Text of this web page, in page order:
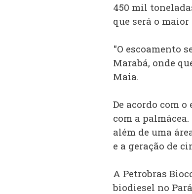
450 mil
que será o
"O escoamento
Marabá, onde
Maia.
De acordo com
com a
além de uma
e a geração de
A Petrobras
biodiesel no